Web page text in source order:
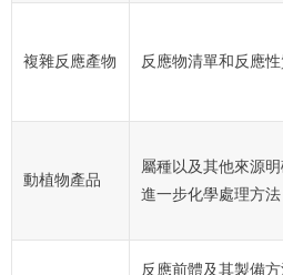
複雜反應產物 反應物清單和反應
動植物產品
屬種以及其他來源
進一步化學處理方法
反應前體及其製備